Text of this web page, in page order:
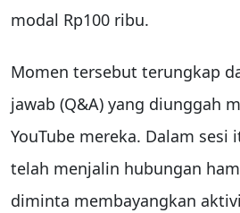
modal Rp100 ribu.
Momen tersebut terungkap
jawab (Q&A) yang diunggah
YouTube mereka. Dalam sesi
telah menjalin hubungan
diminta membayangkan